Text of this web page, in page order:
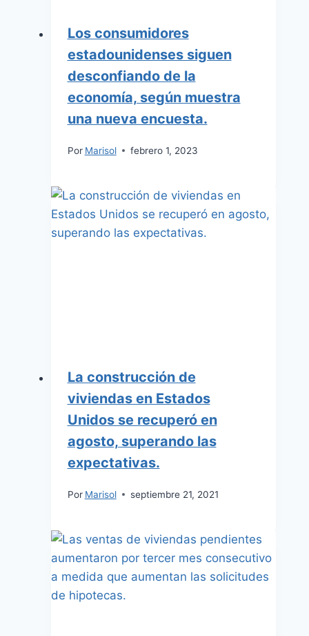
Los consumidores
estadounidenses siguen
desconfiando de la
economía, según muestra
una nueva encuesta.
Por Marisol febrero 1, 2023
La construcción de
viviendas en Estados
Unidos se recuperó en
agosto, superando las
expectativas.
Por Marisol septiembre 21, 2021